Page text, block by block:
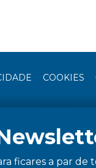
COOKIES
ficares a par de